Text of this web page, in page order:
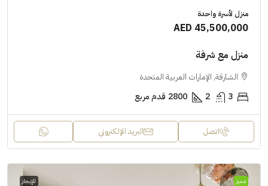
منزل لأسرة واحدة
AED 45,500,000
منزل مع شرفة
الشارقة, الإمارات العربية المتحدة
3
2
2800 قدم مربع
اتصل البريد الإلكتروني
مميز للإيجار